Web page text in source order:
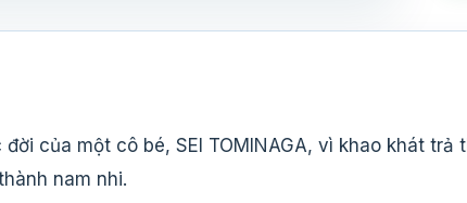
của một cô bé, SEI TOMINAGA, vì khao khát trả
nam nhi.